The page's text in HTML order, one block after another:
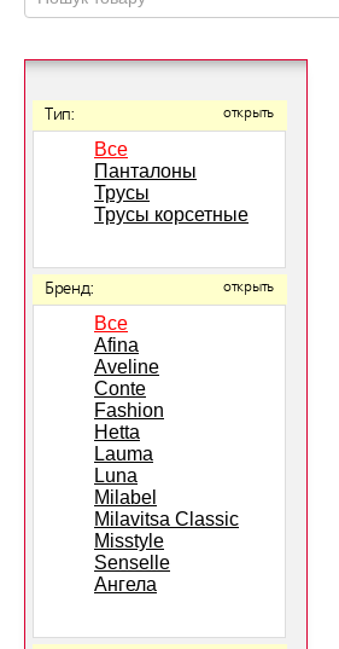
Тип: открыть
Все
Панталоны
Трусы
Трусы корсетные
Бренд: открыть
Все
Afina
Aveline
Conte
Fashion
Hetta
Lauma
Luna
Milabel
Milavitsa Classic
Misstyle
Senselle
Ангела